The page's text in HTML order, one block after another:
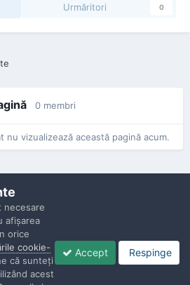
Urmăritori 0
0 membri
vizualizează această pagină acum.
Contactaţi-ne
© Politisti.ro, 2010 - 2026
by Invision Community
necesare
afişarea
orice
cookie-
că sunteţi
acest
Accept Respinge